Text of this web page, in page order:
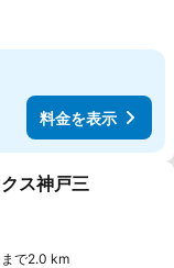
料金を表示
追加
ス神戸三
で2.0 km